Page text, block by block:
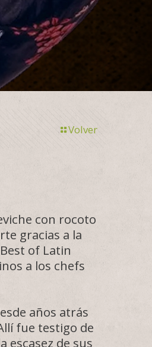
Volver
con rocoto
gracias a la
of Latin
a los chefs
años atrás
fue testigo de
escasez de sus